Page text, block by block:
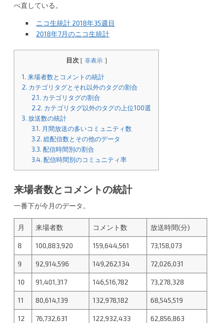
べ直している。
ニコ生統計 2018年35週目
2018年7月のニコ生統計
目次 [ 非表示 ]
1. 来場者数とコメントの統計
2. カテゴリタグとそれ以外のタグの割合
2.1. カテゴリタグの割合
2.2. カテゴリタグ以外のタグの上位100選
3. 放送数の統計
3.1. 月間放送の多いコミュニティ数
3.2. 総配信数とその他のデータ
3.3. 配信時間別の割合
3.4. 配信時間別のコミュニティ率
来場者数とコメントの統計
一番下が今月のデータ。
月 来場者数 コメント数 放送時間(分)
8 100,883,920 159,644,561 73,158,073
9 92,914,596 149,262,134 72,026,031
10 91,401,317 146,516,782 73,278,328
11 80,614,139 132,978,182 68,545,519
12 76,732,631 122,932,433 62,856,863